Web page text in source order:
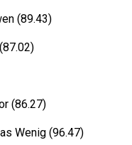
(89.43)
(86.27)
Wenig (96.47)